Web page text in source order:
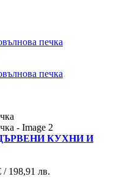
КУХНИ И
/ 198,91 лв.